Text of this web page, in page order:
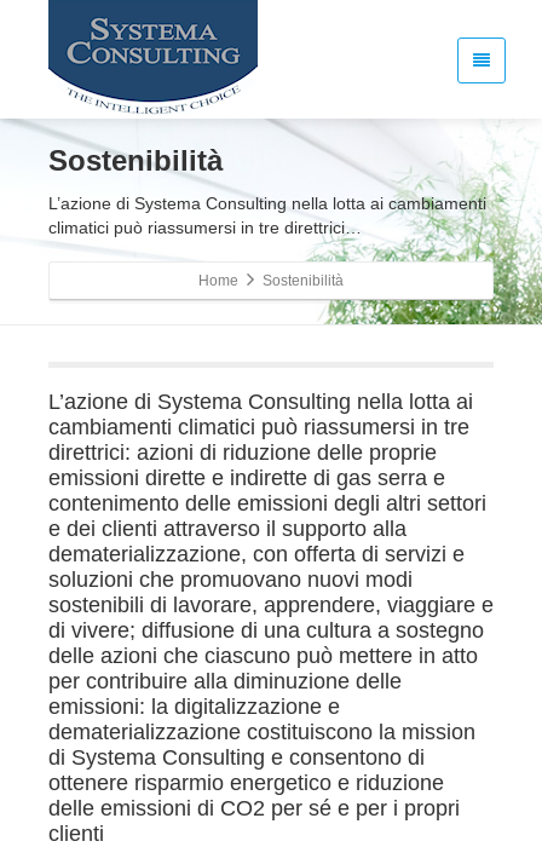
Sostenibilità
L’azione di Systema Consulting nella lotta ai cambiamenti
climatici può riassumersi in tre direttrici…
Home Sostenibilità
L’azione di Systema Consulting nella lotta ai
cambiamenti climatici può riassumersi in tre
direttrici: azioni di riduzione delle proprie
emissioni dirette e indirette di gas serra e
contenimento delle emissioni degli altri settori
e dei clienti attraverso il supporto alla
dematerializzazione, con offerta di servizi e
soluzioni che promuovano nuovi modi
sostenibili di lavorare, apprendere, viaggiare e
di vivere; diffusione di una cultura a sostegno
delle azioni che ciascuno può mettere in atto
per contribuire alla diminuzione delle
emissioni: la digitalizzazione e
dematerializzazione costituiscono la mission
di Systema Consulting e consentono di
ottenere risparmio energetico e riduzione
delle emissioni di CO2 per sé e per i propri
clienti